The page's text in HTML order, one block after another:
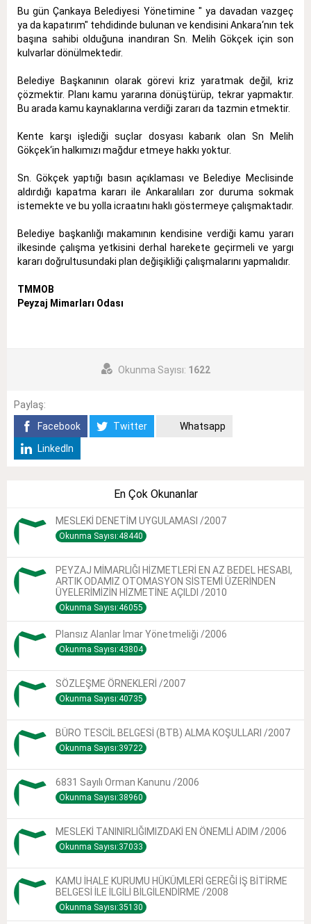
Bu gün Çankaya Belediyesi Yönetimine " ya davadan vazgeç
ya da kapatırım" tehdidinde bulunan ve kendisini Ankara‘nın tek
başına sahibi olduğuna inandıran Sn. Melih Gökçek için son
kulvarlar dönülmektedir.
Belediye Başkanının olarak görevi kriz yaratmak değil, kriz
çözmektir. Planı kamu yararına dönüştürüp, tekrar yapmaktır.
Bu arada kamu kaynaklarına verdiği zararı da tazmin etmektir.
Kente karşı işlediği suçlar dosyası kabarık olan Sn Melih
Gökçek‘in halkımızı mağdur etmeye hakkı yoktur.
Sn. Gökçek yaptığı basın açıklaması ve Belediye Meclisinde
aldırdığı kapatma kararı ile Ankaralıları zor duruma sokmak
istemekte ve bu yolla icraatını haklı göstermeye çalışmaktadır.
Belediye başkanlığı makamının kendisine verdiği kamu yararı
ilkesinde çalışma yetkisini derhal harekete geçirmeli ve yargı
kararı doğrultusundaki plan değişikliği çalışmalarını yapmalıdır.
TMMOB
Peyzaj Mimarları Odası
Okunma Sayısı: 1622
Paylaş:
Facebook
Twitter
Whatsapp
LinkedIn
En Çok Okunanlar
MESLEKİ DENETİM UYGULAMASI /2007
Okunma Sayısı:48440
PEYZAJ MİMARLIĞI HİZMETLERİ EN AZ BEDEL HESABI,
ARTIK ODAMIZ OTOMASYON SİSTEMİ ÜZERİNDEN
ÜYELERİMİZİN HİZMETİNE AÇILDI /2010
Okunma Sayısı:46055
Plansız Alanlar Imar Yönetmeliği /2006
Okunma Sayısı:43804
SÖZLEŞME ÖRNEKLERİ /2007
Okunma Sayısı:40735
BÜRO TESCİL BELGESİ (BTB) ALMA KOŞULLARI /2007
Okunma Sayısı:39722
6831 Sayılı Orman Kanunu /2006
Okunma Sayısı:38960
MESLEKİ TANINIRLIĞIMIZDAKİ EN ÖNEMLİ ADIM /2006
Okunma Sayısı:37033
KAMU İHALE KURUMU HÜKÜMLERİ GEREĞİ İŞ BİTİRME
BELGESİ İLE İLGİLİ BİLGİLENDİRME /2008
Okunma Sayısı:35130